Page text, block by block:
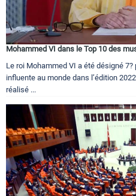
Mohammed VI dans le Top 10 des
Le roi Mohammed VI a été désigné
influente au monde dans l’édition
réalisé ...